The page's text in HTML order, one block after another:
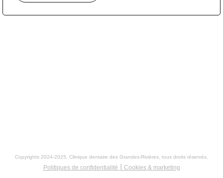
Copyrights 2024-2025, Clinique dentaire des Grandes-Rivières, tous droits réservés.
Politiques de confidentialité ⎮ Cookies & marketing